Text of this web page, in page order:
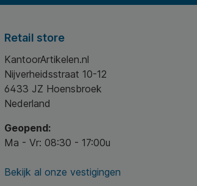
Retail store
KantoorArtikelen.nl
Nijverheidsstraat 10-12
6433 JZ Hoensbroek
Nederland
Geopend:
Ma - Vr: 08:30 - 17:00u
Bekijk al onze vestigingen